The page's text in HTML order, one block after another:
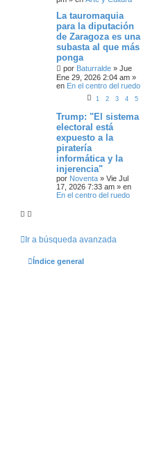
La tauromaquia
para la diputación
de Zaragoza es una
subasta al que más
ponga
por Baturralde » Jue
Ene 29, 2026 2:04 am »
en En el centro del ruedo
1 2 3 4 5
Trump: "El sistema
electoral está
expuesto a la
piratería
informática y la
injerencia"
por Noventa » Vie Jul
17, 2026 7:33 am » en
En el centro del ruedo
Ir a búsqueda avanzada
Índice general